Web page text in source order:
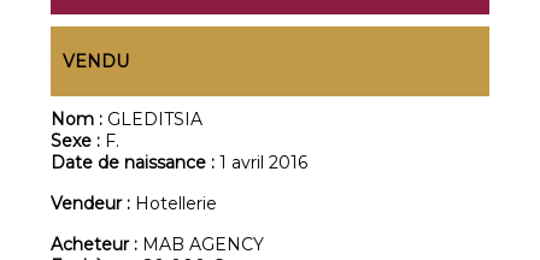
VENDU
Nom : GLEDITSIA
Sexe : F.
Date de naissance :1 avril 2016
Vendeur : Hotellerie
Acheteur : MAB AGENCY